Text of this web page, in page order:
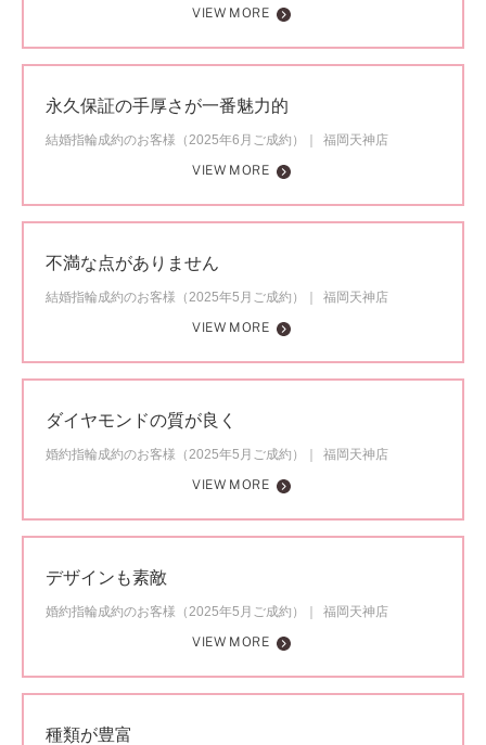
VIEW MORE
永久保証の手厚さが一番魅力的
結婚指輪成約のお客様（2025年6月ご成約）
福岡天神店
VIEW MORE
不満な点がありません
結婚指輪成約のお客様（2025年5月ご成約）
福岡天神店
VIEW MORE
ダイヤモンドの質が良く
婚約指輪成約のお客様（2025年5月ご成約）
福岡天神店
VIEW MORE
デザインも素敵
婚約指輪成約のお客様（2025年5月ご成約）
福岡天神店
VIEW MORE
種類が豊富